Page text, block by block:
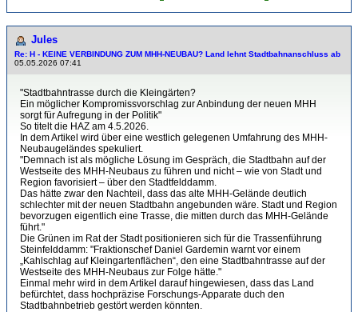
Jules
Re: H - KEINE VERBINDUNG ZUM MHH-NEUBAU? Land lehnt Stadtbahnanschluss ab
05.05.2026 07:41
"Stadtbahntrasse durch die Kleingärten?
Ein möglicher Kompromissvorschlag zur Anbindung der neuen MHH
sorgt für Aufregung in der Politik"
So titelt die HAZ am 4.5.2026.
In dem Artikel wird über eine westlich gelegenen Umfahrung des MHH-
Neubaugeländes spekuliert.
"Demnach ist als mögliche Lösung im Gespräch, die Stadtbahn auf der
Westseite des MHH-Neubaus zu führen und nicht – wie von Stadt und
Region favorisiert – über den Stadtfelddamm.
Das hätte zwar den Nachteil, dass das alte MHH-Gelände deutlich
schlechter mit der neuen Stadtbahn angebunden wäre. Stadt und Region
bevorzugen eigentlich eine Trasse, die mitten durch das MHH-Gelände
führt."
Die Grünen im Rat der Stadt positionieren sich für die Trassenführung
Steinfelddamm: "Fraktionschef Daniel Gardemin warnt vor einem
„Kahlschlag auf Kleingartenflächen“, den eine Stadtbahntrasse auf der
Westseite des MHH-Neubaus zur Folge hätte."
Einmal mehr wird in dem Artikel darauf hingewiesen, dass das Land
befürchtet, dass hochpräzise Forschungs-Apparate duch den
Stadtbahnbetrieb gestört werden könnten.